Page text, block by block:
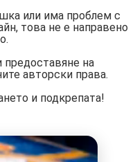
или има проблем с
това не е направено
на
авторски права.
и подкрепата!